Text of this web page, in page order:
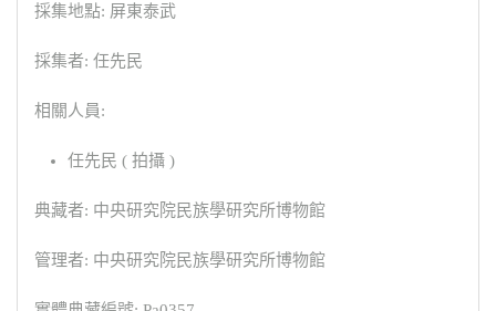
採集地點: 屏東泰武
採集者: 任先民
相關人員:
任先民 ( 拍攝 )
典藏者: 中央研究院民族學研究所博物館
管理者: 中央研究院民族學研究所博物館